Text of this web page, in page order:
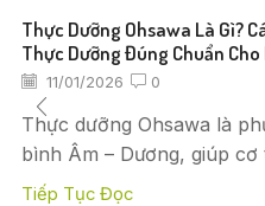
Thực Dưỡng Ohsawa Là Gì?
Thực Dưỡng Đúng Chuẩn
11/01/2026 0
Thực dưỡng Ohsawa là
bình Âm – Dương, giúp cơ
Tiếp Tục Đọc